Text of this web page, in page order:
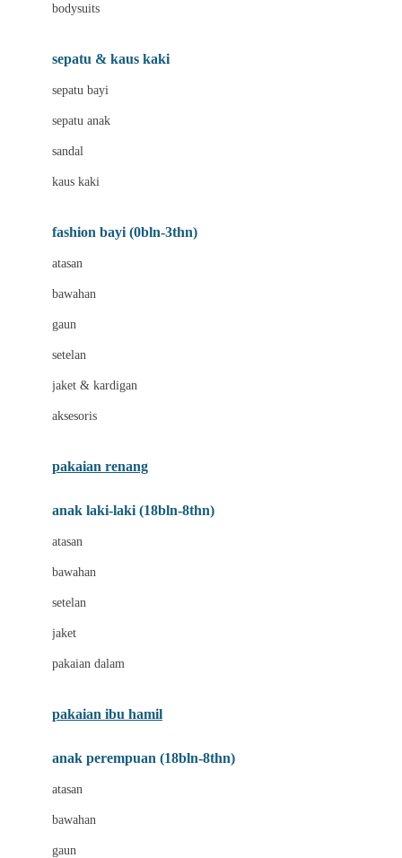
Beauty Barn
Bio Oil
Biolane
Bizzi Growin
Blooming Marvellous
Bravado
Buds Organics
Bugaboo
C
Cottonseeds
Crane
bodysuits
sepatu & kaus kaki
sepatu bayi
sepatu anak
sandal
kaus kaki
fashion bayi (0bln-3thn)
atasan
bawahan
gaun
setelan
jaket & kardigan
aksesoris
pakaian renang
anak laki-laki (18bln-8thn)
atasan
bawahan
setelan
jaket
pakaian dalam
pakaian ibu hamil
anak perempuan (18bln-8thn)
atasan
bawahan
gaun